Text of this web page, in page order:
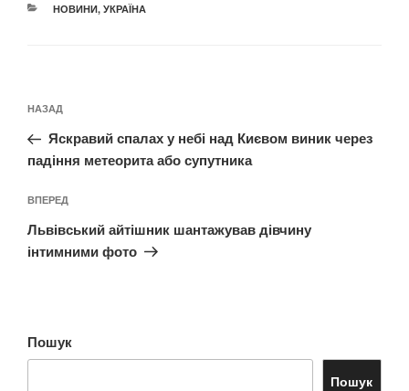
КАТЕГОРІЇ
НОВИНИ, УКРАЇНА
записів
Попередній
запис:
НАЗАД
Яскравий спалах у небі над Києвом виник через
падіння метеорита або супутника
Наступний
запис
ВПЕРЕД
Львівський айтішник шантажував дівчину
інтимними фото
Пошук
Пошук